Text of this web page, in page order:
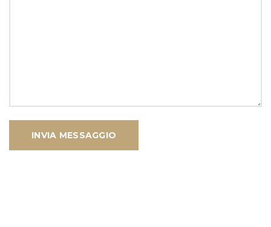
INVIA MESSAGGIO